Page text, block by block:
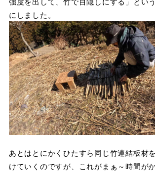
にしました。
あとはとにかくひたすら同じ竹連結板材
けていくのですが、これがまぁ～時間がか